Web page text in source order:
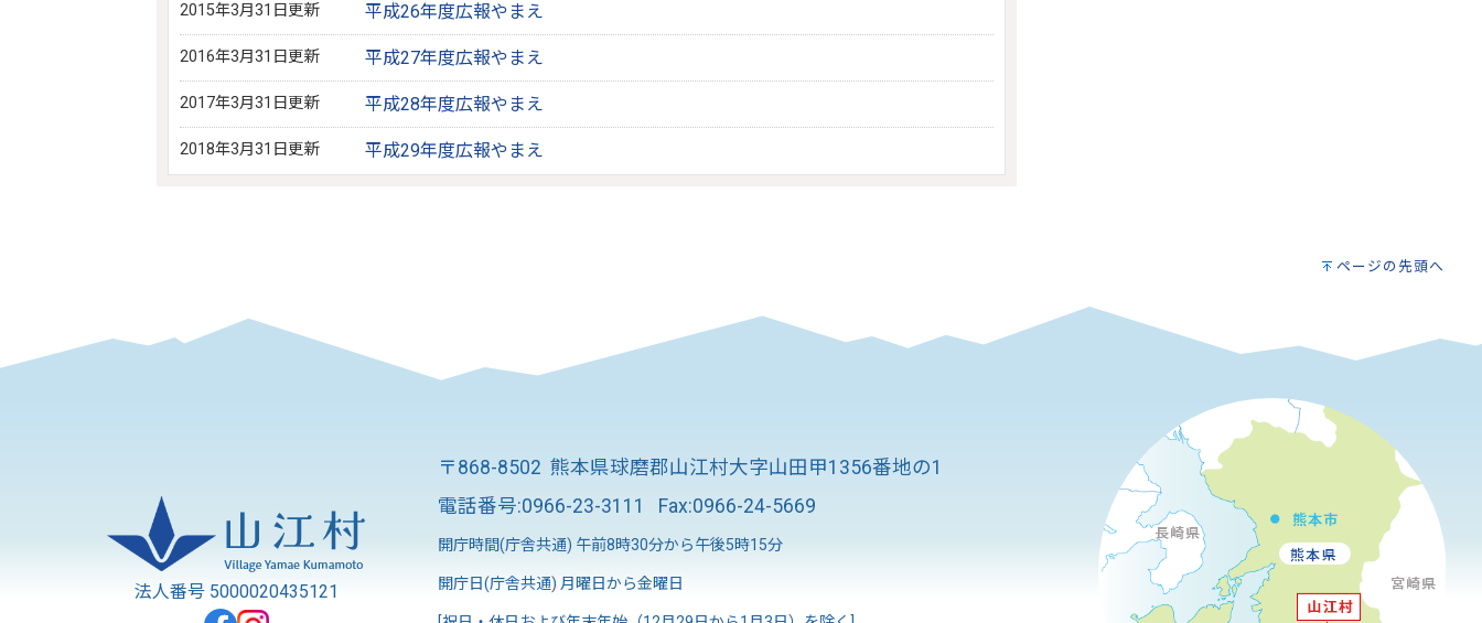
2015年3月31日更新 平成26年度広報やまえ
2016年3月31日更新 平成27年度広報やまえ
2017年3月31日更新 平成28年度広報やまえ
2018年3月31日更新 平成29年度広報やまえ
ページの先頭へ
法人番号 5000020435121
〒868-8502 熊本県球磨郡山江村大字山田甲1356番地の1
電話番号:0966-23-3111 Fax:0966-24-5669
開庁時間(庁舎共通) 午前8時30分から午後5時15分
開庁日(庁舎共通) 月曜日から金曜日